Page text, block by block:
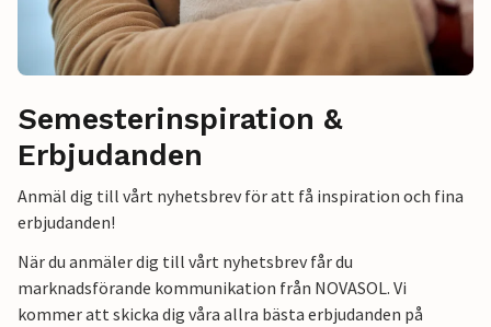
Semesterinspiration &
Erbjudanden
Anmäl dig till vårt nyhetsbrev för att få inspiration och fina
erbjudanden!
När du anmäler dig till vårt nyhetsbrev får du
marknadsförande kommunikation från NOVASOL. Vi
kommer att skicka dig våra allra bästa erbjudanden på